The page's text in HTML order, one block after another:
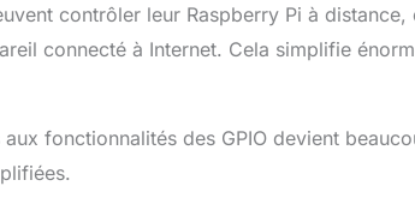
contrôler leur Raspberry Pi à
connecté à Internet. Cela simplifie
aux fonctionnalités des GPIO devient